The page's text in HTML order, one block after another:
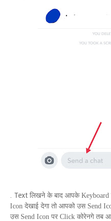
. Text लिखने के बाद आपके Keyboard
Icon देखाई देगा तो आपको उस Send
उस Send Icon पर Click कोरेनगे तब